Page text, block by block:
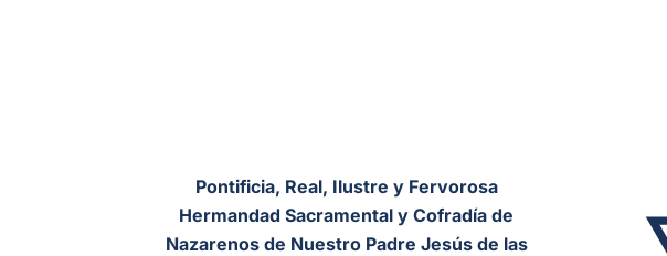
Pontificia, Real, Ilustre y Fervorosa
Hermandad Sacramental y Cofradía de
Nazarenos de Nuestro Padre Jesús de las